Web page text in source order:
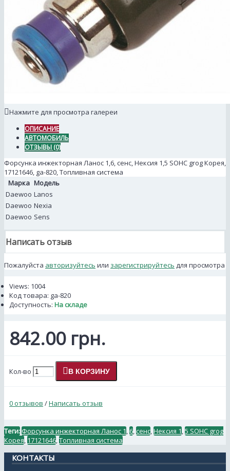
Нажмите для просмотра галереи
ОПИСАНИЕ
АВТОМОБИЛЬ
ОТЗЫВЫ (0)
Форсунка инжекторная Ланос 1,6, сенс, Нексия 1,5 SOHC grog Корея,
17121646, ga-820, Топливная система
Марка Модель
Daewoo Lanos
Daewoo Nexia
Daewoo Sens
Написать отзыв
Пожалуйста авторизуйтесь или зарегистрируйтесь для просмотра
Views: 1004
Код товара: ga-820
Доступность: На складе
842.00 грн.
Кол-во В КОРЗИНУ
0 отзывов /Написать отзыв
Теги: Форсунка инжекторная Ланос 1 6 сенс Нексия 1 5 SOHC grog
Корея 17121646 Топливная система
КОНТАКТЫ